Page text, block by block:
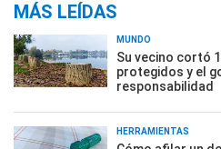
MÁS LEÍDAS
MUNDO
Su vecino cortó
protegidos y el
responsabilidad
HERRAMIENTAS